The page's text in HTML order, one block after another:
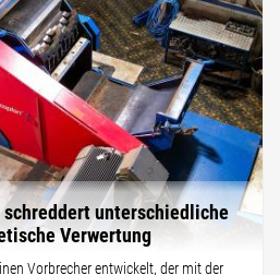
unterschiedliche
Verwertung
Vorbrecher entwickelt, der mit der